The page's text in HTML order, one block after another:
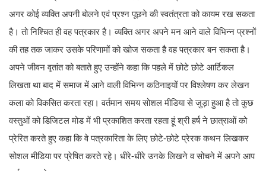
अगर कोई व्यक्ति अपनी बोलने एवं प्रश्न पूछने की स्वतंत्रता को कायम रख सकता
है। तो निश्चित ही वह पत्रकार है। व्यक्ति अगर अपने मन आने वाले विभिन्न प्रश्नों
की तह तक जाकर उसके परिणामों को खोज सकता है वह पत्रकार बन सकता है।
अपने जीवन वृतांत को बताते हुए उन्होंने कहा कि पहले में छोटे छोटे आर्टिकल
लिखता था बाद में समाज में आने वाली विभिन्न कठिनाइयों पर विश्लेषण कर लेखन
कला को विकसित करता रहा। वर्तमान समय सोशल मीडिया से जुड़ा हुआ है तो कुछ
वस्तुओं को डिजिटल मोड में भी प्रकाशित करता रहता हूं श्री हर्ष ने छात्राओं को
प्रेरित करते हुए कहा कि वे पत्रकारिता के लिए छोटे-छोटे प्रेरक कथन लिखकर
सोशल मीडिया पर प्रेषित करते रहे। धीरे-धीरे उनके लिखने व सोचने में अपने आप